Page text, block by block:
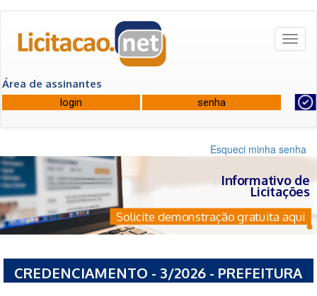
Área de assinantes
Esqueci minha senha
Informativo de
Licitações
Solicite demonstração gratuita aqui
CREDENCIAMENTO - 3/2026 - PREFEITURA